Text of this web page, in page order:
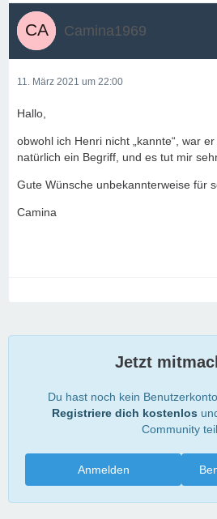
Camina1969
11. März 2021 um 22:00
Hallo,
obwohl ich Henri nicht „kannte“, war
natürlich ein Begriff, und es tut mir
Gute Wünsche unbekannterweise für
Camina
Jetzt
Du hast noch kein
Registriere dich kostenlos
Community
Anmelden